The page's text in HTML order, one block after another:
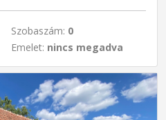
Szobaszám: 0
Emelet: nincs megadva